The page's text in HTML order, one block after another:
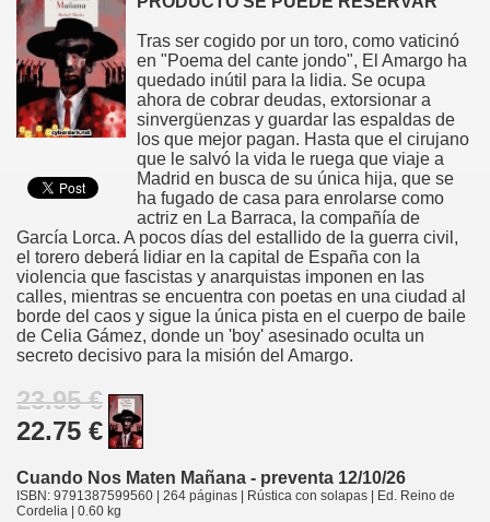
Tras ser cogido por un toro, como vaticinó
en "Poema del cante jondo", El Amargo ha
quedado inútil para la lidia. Se ocupa
ahora de cobrar deudas, extorsionar a
sinvergüenzas y guardar las espaldas de
los que mejor pagan. Hasta que el cirujano
que le salvó la vida le ruega que viaje a
Madrid en busca de su única hija, que se
ha fugado de casa para enrolarse como
actriz en La Barraca, la compañía de
García Lorca. A pocos días del estallido de la guerra civil,
el torero deberá lidiar en la capital de España con la
violencia que fascistas y anarquistas imponen en las
calles, mientras se encuentra con poetas en una ciudad al
borde del caos y sigue la única pista en el cuerpo de baile
de Celia Gámez, donde un 'boy' asesinado oculta un
secreto decisivo para la misión del Amargo.
23.95 €
22.75 €
Cuando Nos Maten Mañana - preventa 12/10/26
ISBN: 9791387599560 | 264 páginas | Rústica con solapas | Ed. Reino de
Cordelia | 0.60 kg